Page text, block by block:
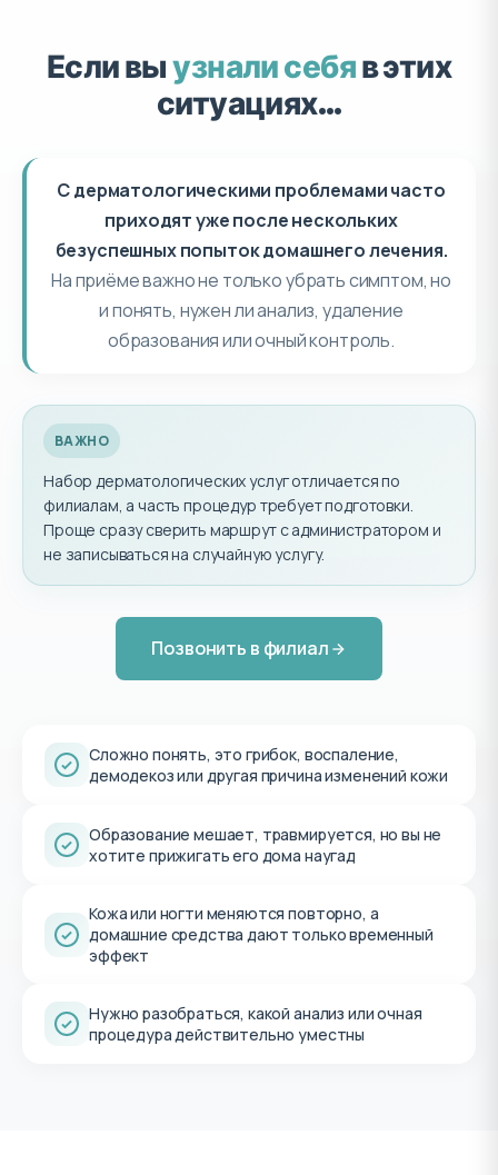
Если выузнали себяв этих
ситуациях…
С дерматологическими проблемами часто
приходят уже после нескольких
безуспешных попыток домашнего лечения.
На приёме важно не только убрать симптом, но
и понять, нужен ли анализ, удаление
образования или очный контроль.
ВАЖНО
Набор дерматологических услуг отличается по
филиалам, а часть процедур требует подготовки.
Проще сразу сверить маршрут с администратором и
не записываться на случайную услугу.
Позвонить в филиал
Сложно понять, это грибок, воспаление,
демодекоз или другая причина изменений кожи
Образование мешает, травмируется, но вы не
хотите прижигать его дома наугад
Кожа или ногти меняются повторно, а
домашние средства дают только временный
эффект
Нужно разобраться, какой анализ или очная
процедура действительно уместны